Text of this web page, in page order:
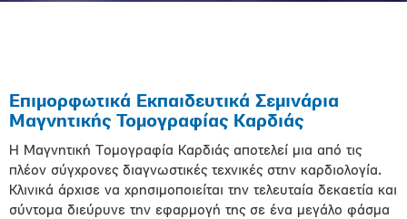
Eπιμορφωτικά Εκπαιδευτικά Σεμινάρια
Μαγνητικής Τομογραφίας Καρδιάς
Η Μαγνητική Τομογραφία Καρδιάς αποτελεί μια από τις
πλέον σύγχρονες διαγνωστικές τεχνικές στην καρδιολογία.
Κλινικά άρχισε να χρησιμοποιείται την τελευταία δεκαετία και
σύντομα διεύρυνε την εφαρμογή της σε ένα μεγάλο φάσμα